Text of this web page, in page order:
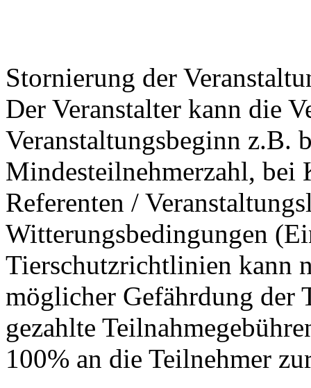
Stornierung der
Der Veranstalter kann die
Veranstaltungsbeginn z.B.
Mindesteilnehmerzahl, bei
Referenten /
Witterungsbedingungen
Tierschutzrichtlinien kann
möglicher Gefährdung der
gezahlte
100% an die Teilnehmer